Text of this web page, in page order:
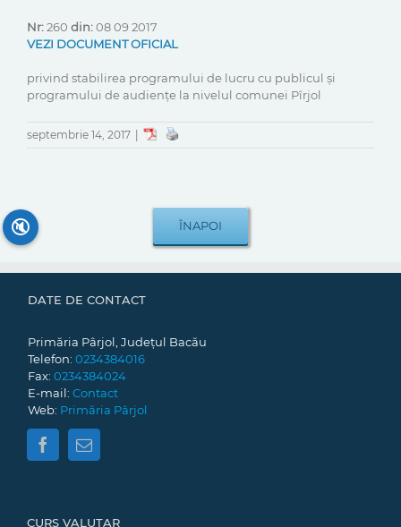
Nr:260 din:08 09 2017
VEZI DOCUMENT OFICIAL
privind stabilirea programului de lucru cu publicul și
programului de audiențe la nivelul comunei Pîrjol
septembrie 14, 2017
DATE DE CONTACT
Primăria Pârjol, Județul Bacău
Telefon: 0234384016
Fax: 0234384024
E-mail: Contact
Web: Primăria Pârjol
CURS VALUTAR
🔇